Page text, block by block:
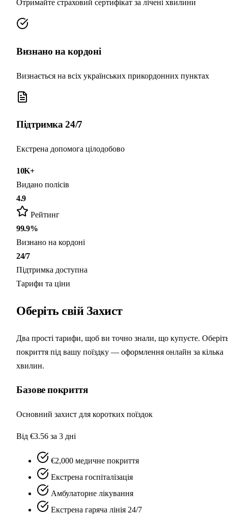
Отримайте страховий сертифікат за лічені хвилини
Визнано на кордоні
Визнається на всіх українських прикордонних пунктах
Підтримка 24/7
Екстрена допомога цілодобово
10K+
Видано полісів
4.9
Рейтинг
99.9%
Визнано на кордоні
24/7
Підтримка доступна
Тарифи та ціни
Оберіть свій Захист
Два прості тарифи, щоб ви точно знали, що купуєте.
покриття під вашу поїздку — оформлення онлайн за кілька
хвилин.
Базове покриття
Основний захист для коротких поїздок
Від €3.56 за 3 дні
€2,000 медичне покриття
Екстрена госпіталізація
Амбулаторне лікування
Екстрена гаряча лінія 24/7